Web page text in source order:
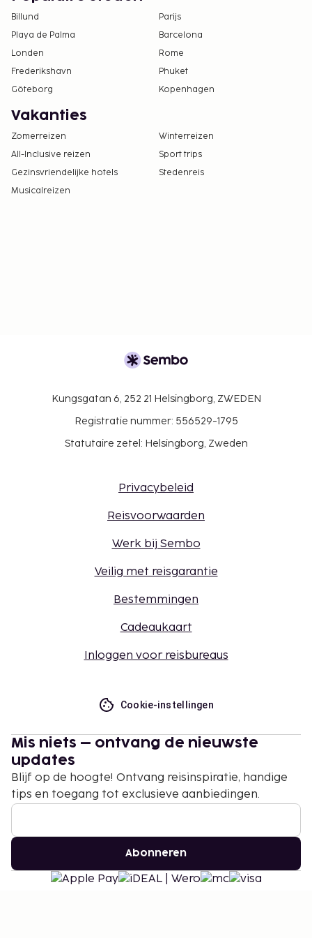
Billund
Parijs
Playa de Palma
Barcelona
Londen
Rome
Frederikshavn
Phuket
Göteborg
Kopenhagen
Vakanties
Zomerreizen
Winterreizen
All-Inclusive reizen
Sport trips
Gezinsvriendelijke hotels
Stedenreis
Musicalreizen
Kungsgatan 6, 252 21 Helsingborg, ZWEDEN
Registratie nummer: 556529-1795
Statutaire zetel: Helsingborg, Zweden
Privacybeleid
Reisvoorwaarden
Werk bij Sembo
Veilig met reisgarantie
Bestemmingen
Cadeaukaart
Inloggen voor reisbureaus
Cookie-instellingen
Mis niets – ontvang de nieuwste
updates
Blijf op de hoogte! Ontvang reisinspiratie, handige
tips en toegang tot exclusieve aanbiedingen.
Abonneren